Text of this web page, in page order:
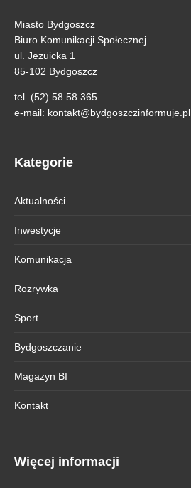
Miasto Bydgoszcz
Biuro Komunikacji Społecznej
ul. Jezuicka 1
85-102 Bydgoszcz
tel. (52) 58 58 365
e-mail: kontakt@bydgoszczinformuje.pl
Kategorie
Aktualności
Inwestycje
Komunikacja
Rozrywka
Sport
Bydgoszczanie
Magazyn BI
Kontakt
Więcej informacji